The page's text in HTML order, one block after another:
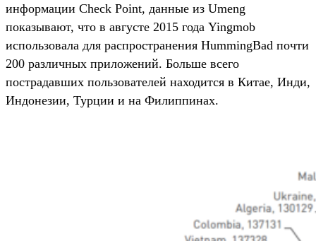
информации Check Point, данные из Umeng
показывают, что в августе 2015 года Yingmob
использовала для распространения HummingBad почти
200 различных приложений. Больше всего
пострадавших пользователей находится в Китае, Инди,
Индонезии, Турции и на Филиппинах.